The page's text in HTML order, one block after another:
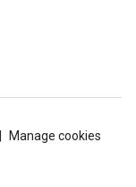
Manage cookies